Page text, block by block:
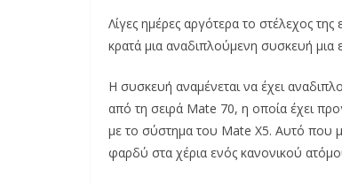
Λίγες ημέρες αργότερα το στέλεχος
κρατά μια αναδιπλούμενη συσκευή μια
Η συσκευή αναμένεται να έχει
από τη σειρά Mate 70, η οποία έχει
με το σύστημα του Mate X5. Αυτό που
φαρδύ στα χέρια ενός κανονικού